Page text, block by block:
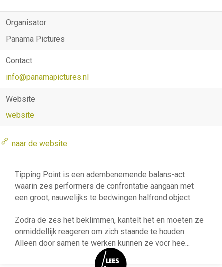
Organisator
Panama Pictures
Contact
info@panamapictures.nl
Website
website
naar de website
Tipping Point is een adembenemende balans-act
waarin zes performers de confrontatie aangaan met
een groot, nauwelijks te bedwingen halfrond object.
Zodra de zes het beklimmen, kantelt het en moeten ze
onmiddellijk reageren om zich staande te houden.
Alleen door samen te werken kunnen ze voor hee